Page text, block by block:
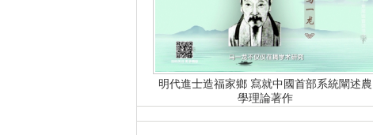
明代進士造福家鄉 寫就中國首部系統闡述農
學理論著作